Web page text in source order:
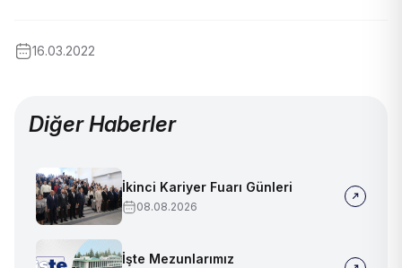
16.03.2022
Diğer Haberler
İkinci Kariyer Fuarı Günleri
08.08.2026
İşte Mezunlarımız